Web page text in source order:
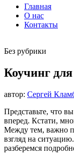
Главная
О нас
Контакты
Без рубрики
Коучинг
автор: Сергей
Представьте, что
вперед. Кстати,
Между тем, важно
взгляд на
разберемся